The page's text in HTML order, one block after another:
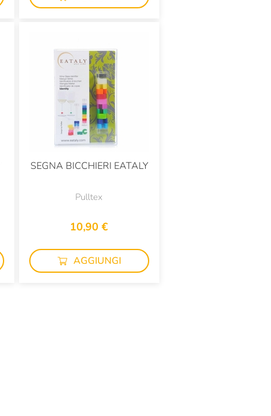
SEGNA BICCHIERI EATALY
Pulltex
10,90 €
AGGIUNGI